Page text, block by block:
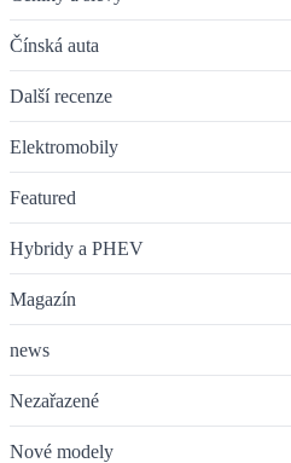
Čínská auta
Další recenze
Elektromobily
Featured
Hybridy a PHEV
Magazín
news
Nezařazené
Nové modely